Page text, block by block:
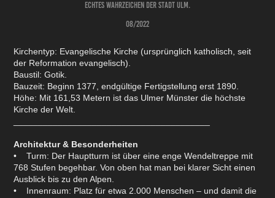
echtes Wahrzeichen der Stadt Ulm.
08/2022
Kirchentyp: Evangelische Kirche (ursprünglich katholisch, seit
der Reformation evangelisch).
Baustil: Gotik.
Bauzeit: Beginn 1377, endgültige Fertigstellung erst 1890.
Höhe: Mit 161,53 Metern ist das Ulmer Münster die höchste
Kirche der Welt.
Architektur & Besonderheiten
• Turm: Der Hauptturm ist über eine enge Wendeltreppe mit
768 Stufen begehbar. Von oben hat man bei klarer Sicht einen
Ausblick bis zu den Alpen.
• Innenraum: Platz für etwa 2.000 Menschen – und damit die